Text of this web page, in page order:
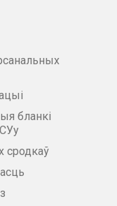
бланкі
сродкаў